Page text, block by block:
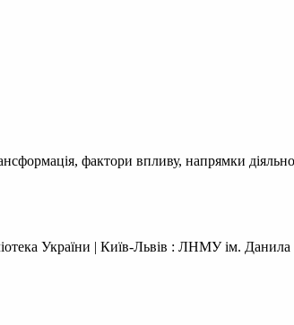
фактори впливу, напрямки
України | Київ-Львів : ЛНМУ ім. Данила